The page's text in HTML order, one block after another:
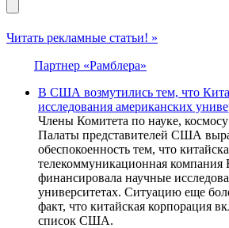
Читать рекламные статьи! »
Партнер «Рамблера»
В США возмутились тем, что
исследования американских
Члены Комитета по науке,
Палаты представителей США
обеспокоенность тем, что
телекоммуникационная компания
финансировала научные
университетах. Ситуацию еще
факт, что китайская корпорация
список США.